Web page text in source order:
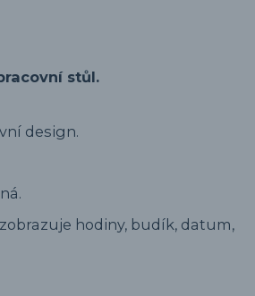
stůl.
design.
hodiny, budík, datum,